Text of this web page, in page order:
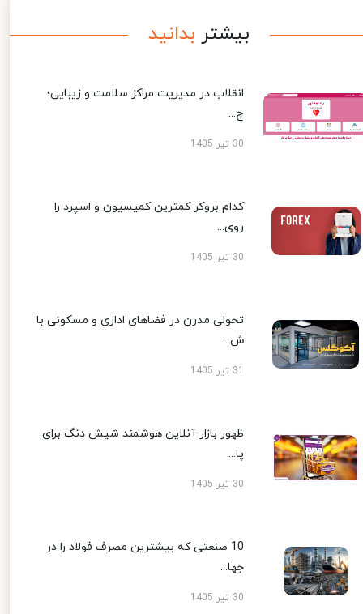
بیشتر بدانید
انقلاب در مدیریت مراکز سلامت و زیبایی؛
چ...
30 تیر 1405
کدام بروکر کمترین کمیسیون و اسپرد را
روی...
30 تیر 1405
تحولی مدرن در فضاهای اداری و مسکونی با
ش...
ظهور بازار آنلاین هوشمند شیش دنگ برای
پا...
30 تیر 1405
10 صنعتی که بیشترین مصرف فولاد را در
جها...
30 تیر 1405